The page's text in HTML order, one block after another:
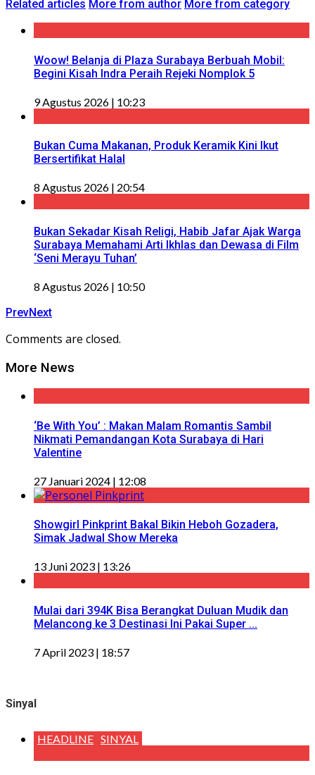
Related articles More from author More from category
Woow! Belanja di Plaza Surabaya Berbuah Mobil:
Begini Kisah Indra Peraih Rejeki Nomplok 5
9 Agustus 2026 | 10:23
Bukan Cuma Makanan, Produk Keramik Kini Ikut
Bersertifikat Halal
8 Agustus 2026 | 20:54
Bukan Sekadar Kisah Religi, Habib Jafar Ajak Warga
Surabaya Memahami Arti Ikhlas dan Dewasa di Film
‘Seni Merayu Tuhan’
8 Agustus 2026 | 10:50
PrevNext
Comments are closed.
More News
‘Be With You’ : Makan Malam Romantis Sambil
Nikmati Pemandangan Kota Surabaya di Hari
Valentine
27 Januari 2024 | 12:08
Showgirl Pinkprint Bakal Bikin Heboh Gozadera,
Simak Jadwal Show Mereka
13 Juni 2023 | 13:26
Mulai dari 394K Bisa Berangkat Duluan Mudik dan
Melancong ke 3 Destinasi Ini Pakai Super ...
7 April 2023 | 18:57
Sinyal
HEADLINE SINYAL